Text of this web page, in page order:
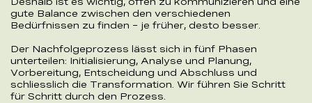
gute Balance zwischen den verschiedenen
Bedürfnissen zu finden – je früher, desto besser.
Der Nachfolgeprozess lässt sich in fünf Phasen
unterteilen: Initialisierung, Analyse und Planung,
Vorbereitung, Entscheidung und Abschluss und
schliesslich die Transformation. Wir führen Sie Schritt
für Schritt durch den Prozess.